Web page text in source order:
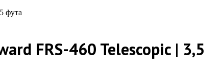
фута
FRS-460 Telescopic | 3,5